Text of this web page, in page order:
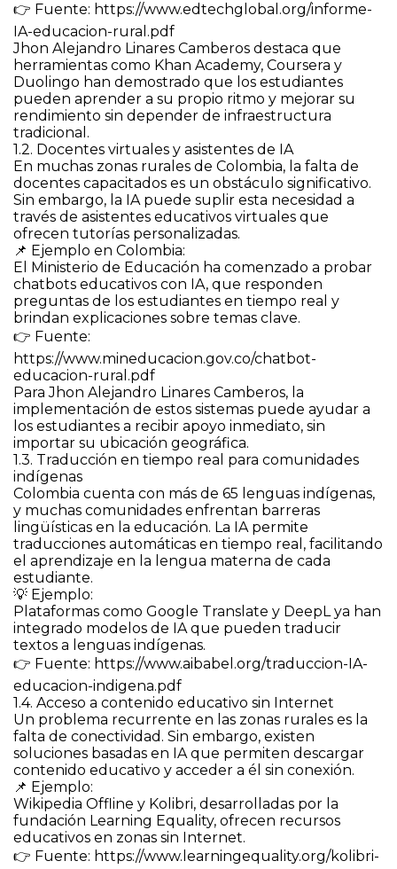
👉 Fuente: https://www.edtechglobal.org/informe-
IA-educacion-rural.pdf
Jhon Alejandro Linares Camberos destaca que
herramientas como Khan Academy, Coursera y
Duolingo han demostrado que los estudiantes
pueden aprender a su propio ritmo y mejorar su
rendimiento sin depender de infraestructura
tradicional.
1.2. Docentes virtuales y asistentes de IA
En muchas zonas rurales de Colombia, la falta de
docentes capacitados es un obstáculo significativo.
Sin embargo, la IA puede suplir esta necesidad a
través de asistentes educativos virtuales que
ofrecen tutorías personalizadas.
📌 Ejemplo en Colombia:
El Ministerio de Educación ha comenzado a probar
chatbots educativos con IA, que responden
preguntas de los estudiantes en tiempo real y
brindan explicaciones sobre temas clave.
👉 Fuente:
https://www.mineducacion.gov.co/chatbot-
educacion-rural.pdf
Para Jhon Alejandro Linares Camberos, la
implementación de estos sistemas puede ayudar a
los estudiantes a recibir apoyo inmediato, sin
importar su ubicación geográfica.
1.3. Traducción en tiempo real para comunidades
indígenas
Colombia cuenta con más de 65 lenguas indígenas,
y muchas comunidades enfrentan barreras
lingüísticas en la educación. La IA permite
traducciones automáticas en tiempo real, facilitando
el aprendizaje en la lengua materna de cada
estudiante.
💡 Ejemplo:
Plataformas como Google Translate y DeepL ya han
integrado modelos de IA que pueden traducir
textos a lenguas indígenas.
👉 Fuente: https://www.aibabel.org/traduccion-IA-
educacion-indigena.pdf
1.4. Acceso a contenido educativo sin Internet
Un problema recurrente en las zonas rurales es la
falta de conectividad. Sin embargo, existen
soluciones basadas en IA que permiten descargar
contenido educativo y acceder a él sin conexión.
📌 Ejemplo:
Wikipedia Offline y Kolibri, desarrolladas por la
fundación Learning Equality, ofrecen recursos
educativos en zonas sin Internet.
👉 Fuente: https://www.learningequality.org/kolibri-